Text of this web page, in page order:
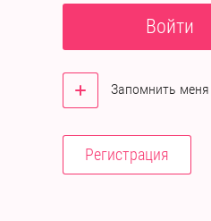
Войти
Запомнить меня
Регистрация